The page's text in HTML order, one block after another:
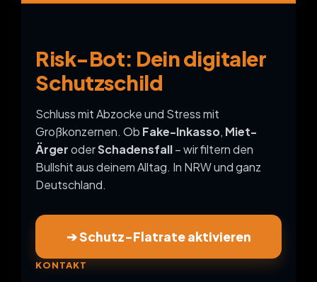
Risk-Bot: Dein digitaler
Schutzschild
Schluss mit Abzocke und Stress mit
Großkonzernen. Ob Fake-Inkasso, Miet-
ÄrgeroderSchadensfall– wir filtern den
Bullshit aus deinem Alltag. In NRW und ganz
Deutschland.
➔ Schutz-Flatrate aktivieren
KONTAKT